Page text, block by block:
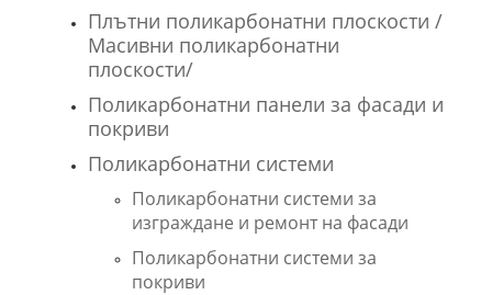
Плътни поликарбонатни плоскости /
Масивни поликарбонатни
плоскости/
Поликарбонатни панели за фасади и
покриви
Поликарбонатни системи
Поликарбонатни системи за
изграждане и ремонт на фасади
Поликарбонатни системи за
покриви